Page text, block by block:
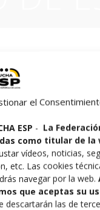
el
ESP - La
como titular de la
vídeos, noticias,
etc. Las cookies
navegar por la web.
que aceptas su
descartarán las de
DE